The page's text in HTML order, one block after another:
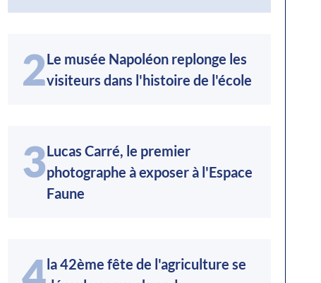
2Le musée Napoléon replonge les
visiteurs dans l'histoire de l'école
3Lucas Carré, le premier
photographe à exposer à l'Espace
Faune
la 42ème fête de l'agriculture se